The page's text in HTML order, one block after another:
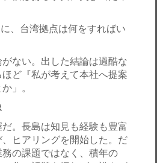
、台湾拠点は何をすればい
ない。出した結論は過酷な
ど『私が考えて本社へ提案
」。
。長島は知見も経験も豊富
ヒアリングを開始した。だ
の課題ではなく、積年の